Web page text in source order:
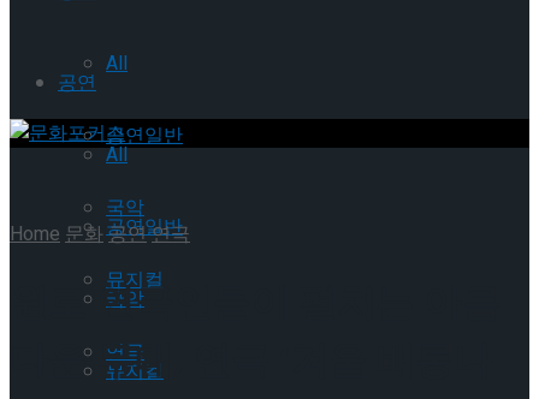
All
공연일반
국악
뮤지컬
연극
공연
All
공연일반
국악
뮤지컬
Home문화공연연극
원로 연극인들이 펼치는 아름
다운 무대, 연극 ‘겨울 배롱나